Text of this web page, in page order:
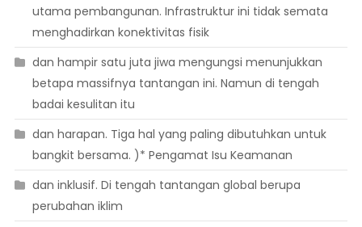
utama pembangunan. Infrastruktur ini tidak semata
menghadirkan konektivitas fisik
dan hampir satu juta jiwa mengungsi menunjukkan
betapa massifnya tantangan ini. Namun di tengah
badai kesulitan itu
dan harapan. Tiga hal yang paling dibutuhkan untuk
bangkit bersama. )* Pengamat Isu Keamanan
dan inklusif. Di tengah tantangan global berupa
perubahan iklim